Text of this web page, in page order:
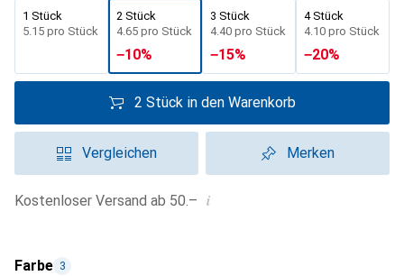
1 Stück
CHF
5.15 pro Stück
2 Stück
CHF
4.65 pro Stück
−10%
3 Stück
CHF
4.40 pro Stück
−15%
4 Stück
CHF
4.10 pro Stück
−20%
2 Stück in den Warenkorb
Vergleichen Merken
Kostenloser Versand ab 50.– i
Farbe 3